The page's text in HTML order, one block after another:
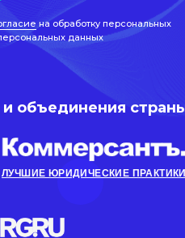
на обработку персональных
данных
объединения
ЛУЧШИЕ ЮРИДИЧЕСКИЕ ПРАКТИКИ